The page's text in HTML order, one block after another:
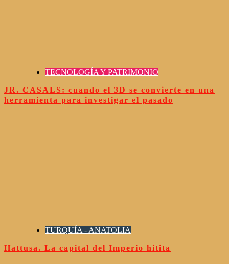
TECNOLOGÍA Y PATRIMONIO
JR. CASALS: cuando el 3D se convierte en una
herramienta para investigar el pasado
TURQUÍA - ANATOLIA
Hattusa. La capital del Imperio hitita